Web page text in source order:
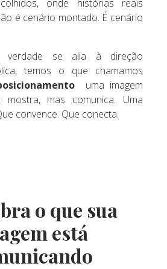
onde histórias reais
é cenário montado. É cenário
verdade se alia à direção
temos o que chamamos
uma imagem
mas comunica. Uma
convence. Que conecta.
o que sua
está